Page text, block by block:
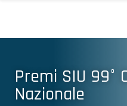
Premi SIU 99°
Nazionale